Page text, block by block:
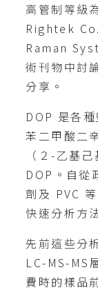
高管制等級
Rightek
Raman
術刊物中討
分享。
DOP 是各
苯二甲酸二
（２-乙基
DOP。自從
劑及 PVC
快速分析方
先前這些分
LC-MS-MS
費時的樣品